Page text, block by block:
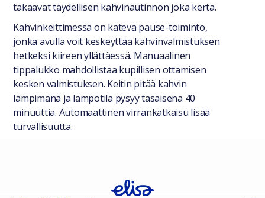
takaavat täydellisen kahvinautinnon joka kerta.
Kahvinkeittimessä on kätevä pause-toiminto,
jonka avulla voit keskeyttää kahvinvalmistuksen
hetkeksi kiireen yllättäessä. Manuaalinen
tippalukko mahdollistaa kupillisen ottamisen
kesken valmistuksen. Keitin pitää kahvin
lämpimänä ja lämpötila pysyy tasaisena 40
minuuttia. Automaattinen virrankatkaisu lisää
turvallisuutta.